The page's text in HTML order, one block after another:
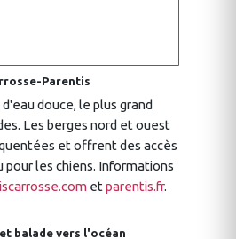
Parentis
douce, le plus grand
Les berges nord et ouest
et offrent des accès
pour les chiens. Informations
et parentis.fr.
balade vers l'océan